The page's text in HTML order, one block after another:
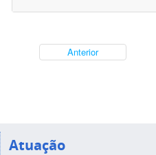
Anterior
Atuação